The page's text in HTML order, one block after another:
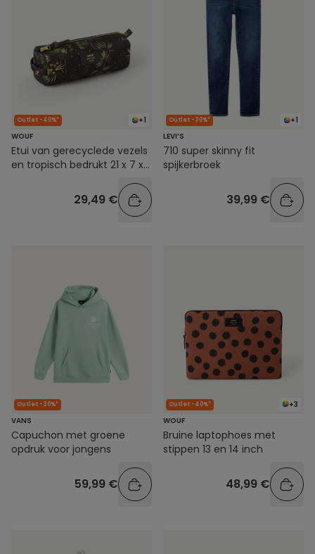
+1
Outlet -40%*
WOUF
Etui van gerecyclede vezels
en tropisch bedrukt 21 x 7 x
29,49 €
+1
Outlet -30%*
LEVI’S
710 super skinny fit
spijkerbroek
39,99 €
Outlet -30%*
VANS
Capuchon met groene
opdruk voor jongens
59,99 €
+3
Outlet -40%*
WOUF
Bruine laptophoes met
stippen 13 en 14 inch
48,99 €